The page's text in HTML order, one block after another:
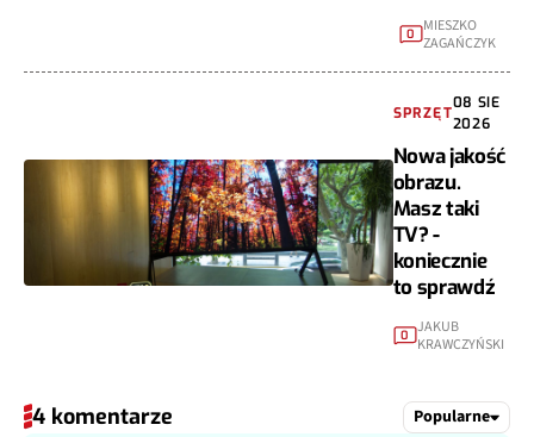
0
MIESZKO
ZAGAŃCZYK
SPRZĘT
08 SIE
2026
Nowa jakość
obrazu.
Masz taki
TV? -
koniecznie
to sprawdź
0 JAKUB
KRAWCZYŃSKI
4 komentarze Popularne